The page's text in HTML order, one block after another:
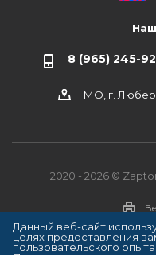
8 (965) 245-
МО, г.
2020 - 2026 ©
Данный веб-сайт
целях предоставления
пользовательского